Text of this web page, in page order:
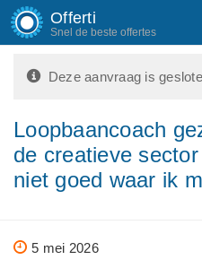
Offerti
Snel de beste offertes
Deze aanvraag is
Loopbaancoach
de creatieve
niet goed waar ik
5 mei 2026